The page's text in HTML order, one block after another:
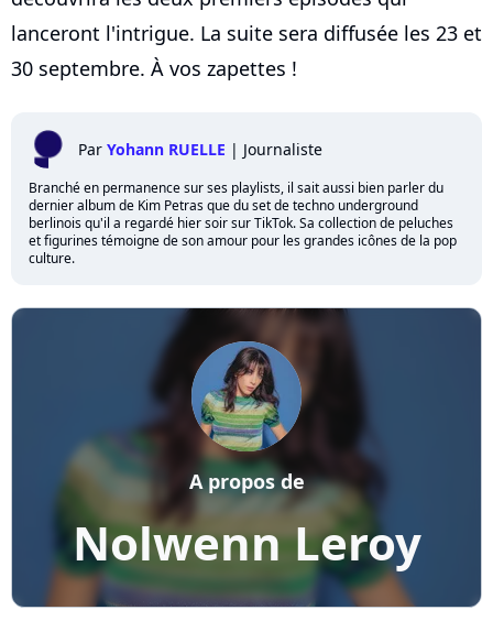
lanceront l'intrigue. La suite sera diffusée les 23 et
30 septembre. À vos zapettes !
Par Yohann RUELLE | Journaliste
Branché en permanence sur ses playlists, il sait aussi bien parler du
dernier album de Kim Petras que du set de techno underground
berlinois qu'il a regardé hier soir sur TikTok. Sa collection de peluches
et figurines témoigne de son amour pour les grandes icônes de la pop
culture.
Nolwenn Leroy
A propos de